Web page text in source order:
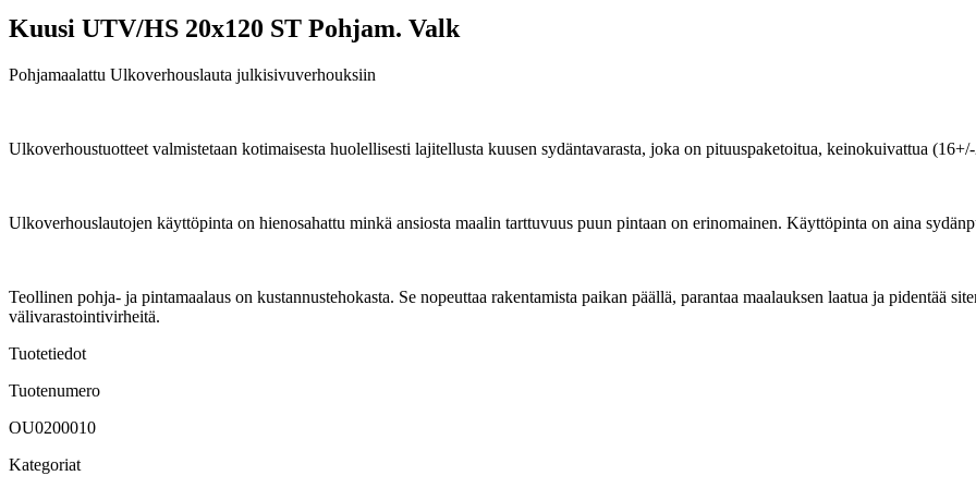
Kuusi UTV/HS 20x120 ST Pohjam. Valk
Pohjamaalattu Ulkoverhouslauta julkisivuverhouksiin
Ulkoverhoustuotteet valmistetaan kotimaisesta huolellisesti lajitellusta kuusen sydäntavarasta, joka on pituuspaketoitua, keinokuivattua
Ulkoverhouslautojen käyttöpinta on hienosahattu minkä ansiosta maalin tarttuvuus puun pintaan on erinomainen. Käyttöpinta on aina
Teollinen pohja- ja pintamaalaus on kustannustehokasta. Se nopeuttaa rakentamista paikan päällä, parantaa maalauksen laatua ja pidentää
välivarastointivirheitä.
Tuotetiedot
Tuotenumero
OU0200010
Kategoriat